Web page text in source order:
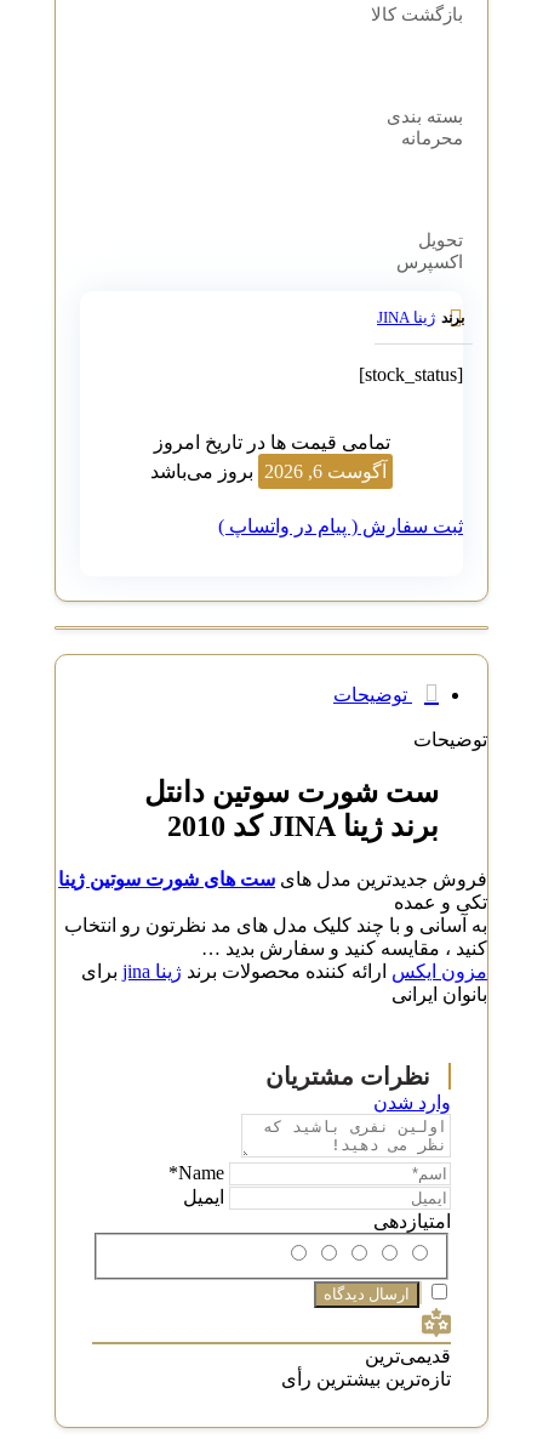
بازگشت کالا
بسته بندی
محرمانه
تحویل
اکسپرس
ژینا JINA
تمامی قیمت ها در تاریخ امروز
آگوست 6, 2026
بروز می‌باشد
ثبت سفارش ( پیام در واتساپ )
توضیحات
توضیحات
ست شورت سوتین دانتل
برند ژینا JINA کد 2010
فروش جدیدترین مدل های ست های شورت سوتین ژینا
تکی و عمده
به آسانی و با چند کلیک مدل های مد نظرتون رو انتخاب
کنید ، مقایسه کنید و سفارش بدید …
مزون ایکس ارائه کننده محصولات برند ژینا jina
برای
بانوان ایرانی
وارد شدن
Name*
امتیازدهی
قدیمی‌ترین
تازه‌ترین بیشترین رأی